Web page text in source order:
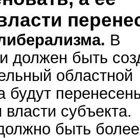
В
должен быть
областной
будут
власти субъекта.
быть более